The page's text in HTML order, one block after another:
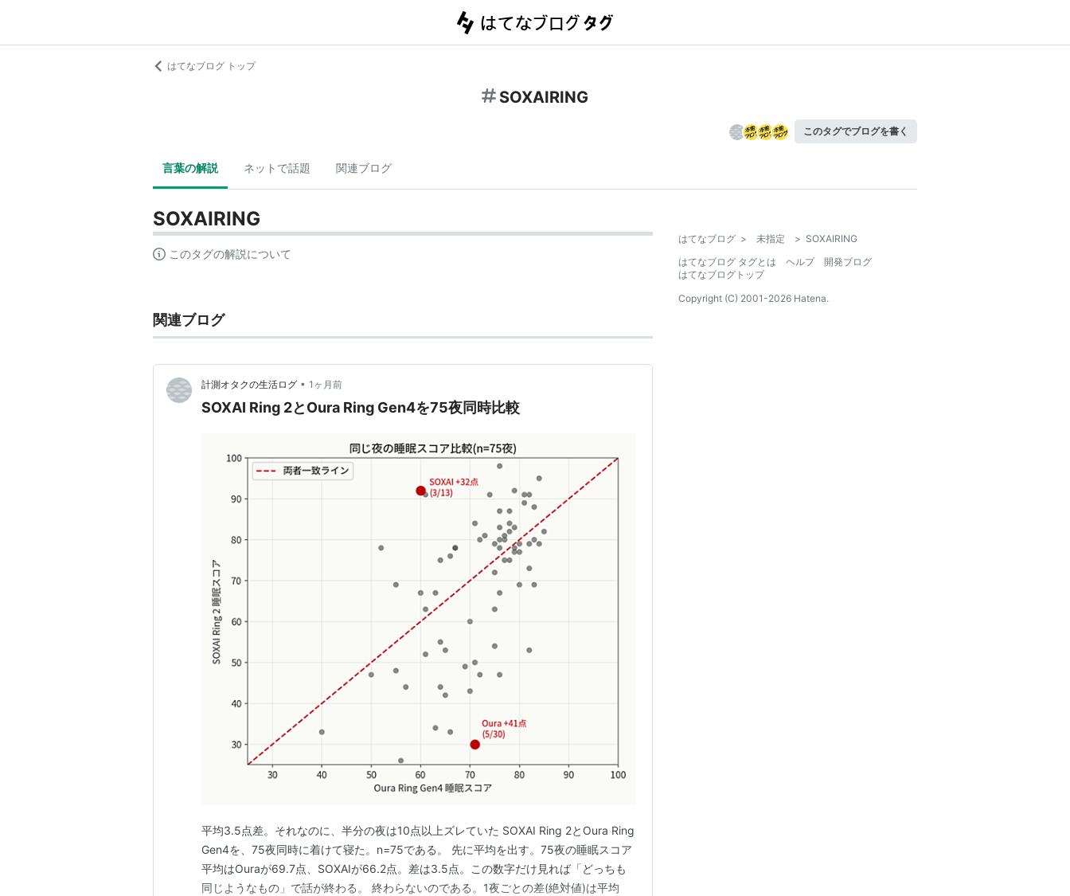
はてなブログ トップ
SOXAIRING
このタグでブログを書く
言葉の解説 ネットで話題 関連ブログ
SOXAIRING
このタグの解説について
関連ブログ
計測オタクの生活ログ • 1ヶ月前
SOXAI Ring 2とOura Ring Gen4を75夜同時比較
平均3.5点差。それなのに、半分の夜は10点以上ズレていた SOXAI Ring 2とOura Ring
Gen4を、75夜同時に着けて寝た。n=75である。 先に平均を出す。75夜の睡眠スコア
平均はOuraが69.7点、SOXAIが66.2点。差は3.5点。この数字だけ見れば「どっちも
同じようなもの」で話が終わる。 終わらないのである。1夜ごとの差(絶対値)は平均
はてなブログ > 未指定 > SOXAIRING
はてなブログ タグとは
ヘルプ
開発ブログ
はてなブログトップ
Copyright (C) 2001-2026 Hatena.